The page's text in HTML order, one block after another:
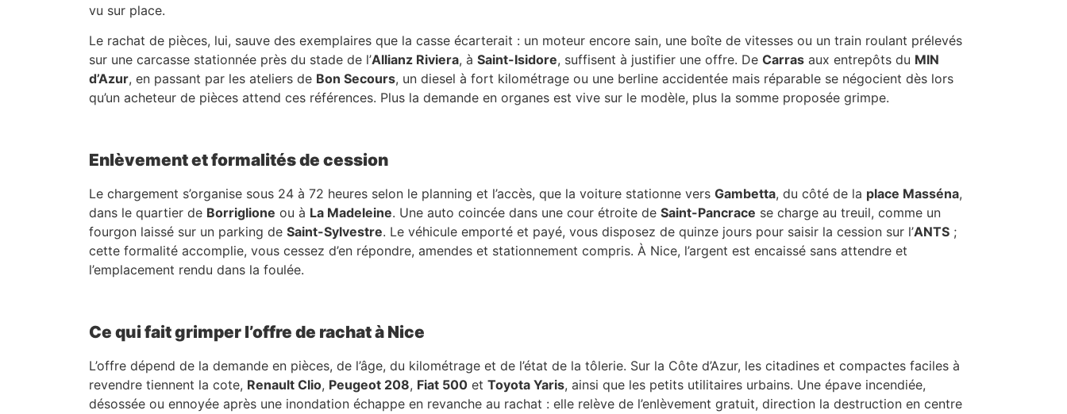
vu sur place.
Le rachat de pièces, lui, sauve des exemplaires que la casse écarterait : un moteur encore sain, une boîte de vitesses ou un train roulant prélevés
sur une carcasse stationnée près du stade de l’Allianz Riviera, à Saint-Isidore, suffisent à justifier une offre. De Carras aux entrepôts du MIN
d’Azur, en passant par les ateliers de Bon Secours, un diesel à fort kilométrage ou une berline accidentée mais réparable se négocient dès lors
qu’un acheteur de pièces attend ces références. Plus la demande en organes est vive sur le modèle, plus la somme proposée grimpe.
Enlèvement et formalités de cession
Le chargement s’organise sous 24 à 72 heures selon le planning et l’accès, que la voiture stationne vers Gambetta, du côté de la place Masséna,
dans le quartier de Borriglione ou à La Madeleine. Une auto coincée dans une cour étroite de Saint-Pancrace se charge au treuil, comme un
fourgon laissé sur un parking de Saint-Sylvestre. Le véhicule emporté et payé, vous disposez de quinze jours pour saisir la cession sur l’ANTS ;
cette formalité accomplie, vous cessez d’en répondre, amendes et stationnement compris. À Nice, l’argent est encaissé sans attendre et
l’emplacement rendu dans la foulée.
Ce qui fait grimper l’offre de rachat à Nice
L’offre dépend de la demande en pièces, de l’âge, du kilométrage et de l’état de la tôlerie. Sur la Côte d’Azur, les citadines et compactes faciles à
revendre tiennent la cote, Renault Clio, Peugeot 208, Fiat 500 et Toyota Yaris, ainsi que les petits utilitaires urbains. Une épave incendiée,
désossée ou ennoyée après une inondation échappe en revanche au rachat : elle relève de l’enlèvement gratuit, direction la destruction en centre